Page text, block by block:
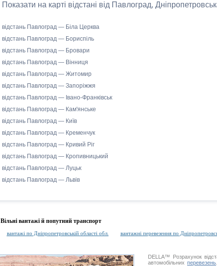
Показати на карті відстані від Павлоград,
відстань Павлоград — Біла Церква
відстань Павлоград — Бориспіль
відстань Павлоград — Бровари
відстань Павлоград — Вінниця
відстань Павлоград — Житомир
відстань Павлоград — Запоріжжя
відстань Павлоград — Івано-Франківськ
відстань Павлоград — Кам'янське
відстань Павлоград — Київ
відстань Павлоград — Кременчук
відстань Павлоград — Кривий Ріг
відстань Павлоград — Кропивницький
відстань Павлоград — Луцьк
відстань Павлоград — Львів
Вільні вантажі й попутний транспорт
вантажі по Дніпропетровській області обл. вантажні перевезення по
DELLA™ Розрахунок
автомобільнихперевезень